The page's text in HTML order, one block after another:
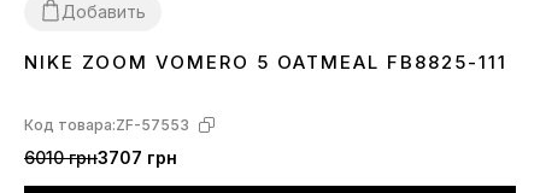
Добавить
3637 383940
NIKE ZOOM VOMERO 5 OATMEAL FB8825-111
Код товара:ZF-57553
6010 грн3707 грн